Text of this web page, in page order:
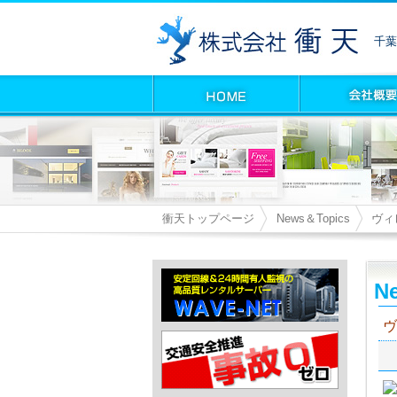
千
衝天トップページ News＆Topics ヴ